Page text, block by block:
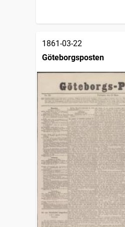
1861-03-22
Göteborgsposten